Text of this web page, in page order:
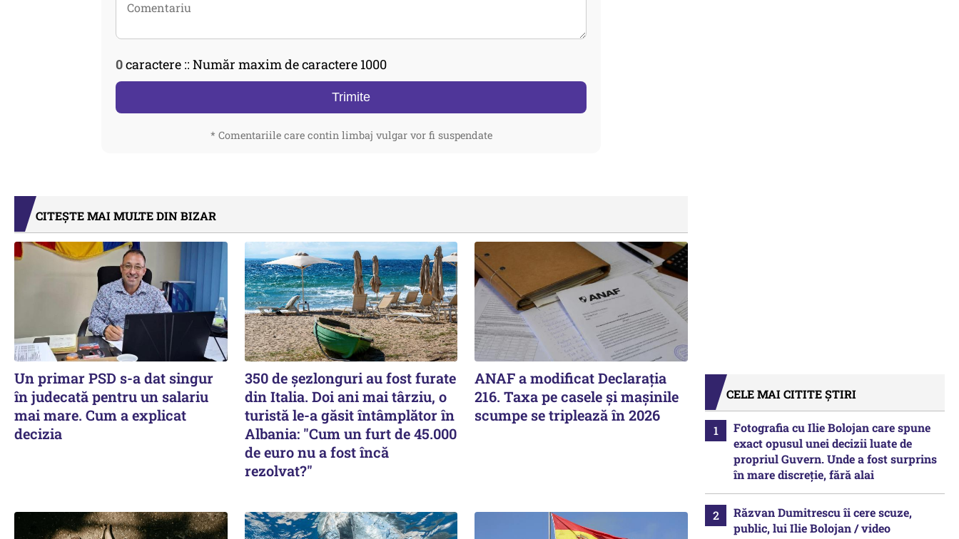
0caractere :: Număr maxim de caractere 1000
Trimite
* Comentariile care contin limbaj vulgar vor fi suspendate
CITEȘTE MAI MULTE DIN BIZAR
Un primar PSD s-a dat singur
în judecată pentru un salariu
mai mare. Cum a explicat
decizia
350 de șezlonguri au fost furate
din Italia. Doi ani mai târziu, o
turistă le-a găsit întâmplător în
Albania: "Cum un furt de 45.000
de euro nu a fost încă
rezolvat?"
ANAF a modificat Declarația
216. Taxa pe casele și mașinile
scumpe se triplează în 2026
CELE MAI CITITE ȘTIRI
Fotografia cu Ilie Bolojan care spune
exact opusul unei decizii luate de
propriul Guvern. Unde a fost surprins
în mare discreție, fără alai
Răzvan Dumitrescu îi cere scuze,
public, lui Ilie Bolojan / video